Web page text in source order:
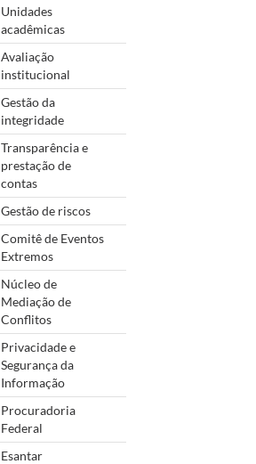
Unidades
acadêmicas
Avaliação
institucional
Gestão da
integridade
Transparência e
prestação de
contas
Gestão de riscos
Comitê de Eventos
Extremos
Núcleo de
Mediação de
Conflitos
Privacidade e
Segurança da
Informação
Procuradoria
Federal
Esantar